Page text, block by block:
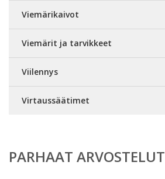
Viemärikaivot
Viemärit ja tarvikkeet
Viilennys
Virtaussäätimet
PARHAAT ARVOSTELUT